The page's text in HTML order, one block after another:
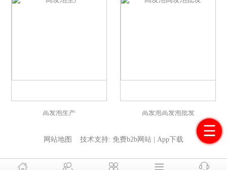
☰
高发泡生产 高发泡高发泡批发
网站地图 技术支持: 免费b2b网站| App下载
    